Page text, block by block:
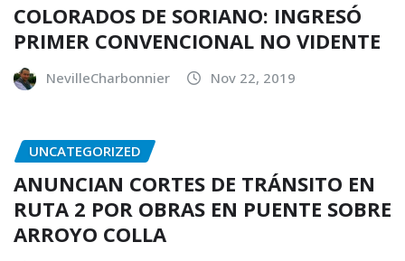
COLORADOS DE SORIANO: INGRESÓ
PRIMER CONVENCIONAL NO VIDENTE
NevilleCharbonnier Nov 22, 2019
UNCATEGORIZED
ANUNCIAN CORTES DE TRÁNSITO EN
RUTA 2 POR OBRAS EN PUENTE SOBRE
ARROYO COLLA